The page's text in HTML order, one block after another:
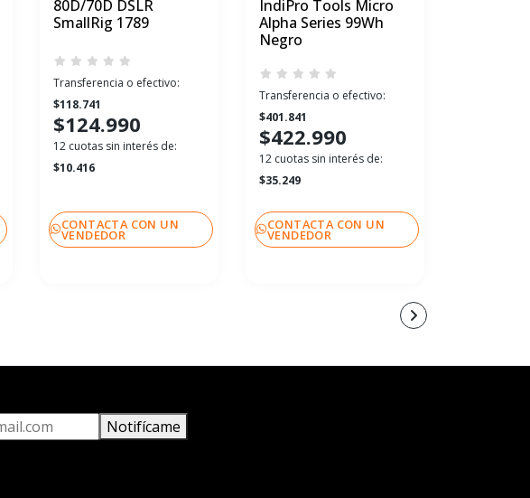
80D/70D DSLR
SmallRig 1789
Transferencia o efectivo:
$118.741
$124.990
12 cuotas sin interés de:
$10.416
CONTACTA CON UN
VENDEDOR
IndiPro Tools Micro
Alpha Series 99Wh
Negro
Transferencia o efectivo:
$401.841
$422.990
12 cuotas sin interés de:
$35.249
CONTACTA CON UN
VENDEDOR
Notifícame